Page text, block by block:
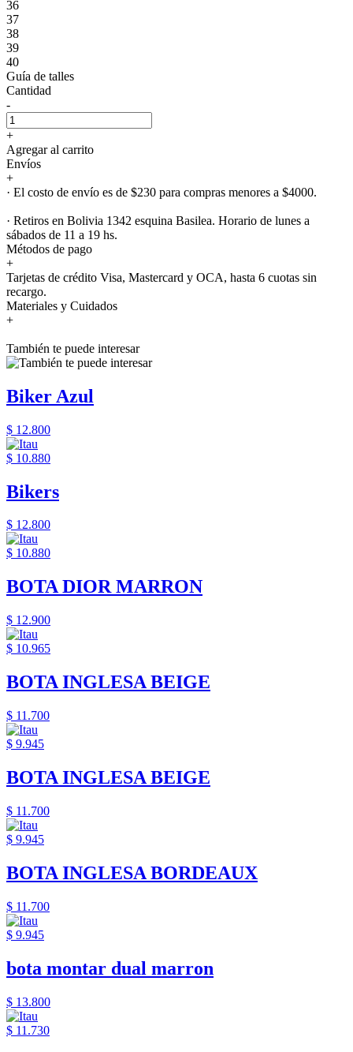
36
37
38
39
40
Guía de talles
Cantidad
-
+
Agregar al carrito
Envíos
+
· El costo de envío es de $230 para compras menores a $4000.
· Retiros en Bolivia 1342 esquina Basilea. Horario de lunes a
sábados de 11 a 19 hs.
Métodos de pago
+
Tarjetas de crédito Visa, Mastercard y OCA, hasta 6 cuotas sin
recargo.
Materiales y Cuidados
+
También te puede interesar
Biker Azul
$ 12.800
$ 10.880
Bikers
$ 12.800
$ 10.880
BOTA DIOR MARRON
$ 12.900
$ 10.965
BOTA INGLESA BEIGE
$ 11.700
$ 9.945
BOTA INGLESA BEIGE
$ 11.700
$ 9.945
BOTA INGLESA BORDEAUX
$ 11.700
$ 9.945
bota montar dual marron
$ 13.800
$ 11.730